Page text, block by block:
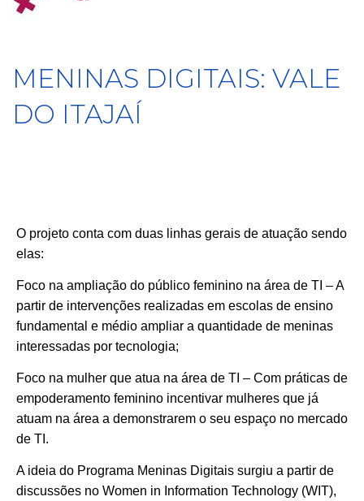
MENINAS DIGITAIS: VALE
DO ITAJAÍ
O projeto conta com duas linhas gerais de atuação sendo
elas:
Foco na ampliação do público feminino na área de TI – A
partir de intervenções realizadas em escolas de ensino
fundamental e médio ampliar a quantidade de meninas
interessadas por tecnologia;
Foco na mulher que atua na área de TI – Com práticas de
empoderamento feminino incentivar mulheres que já
atuam na área a demonstrarem o seu espaço no mercado
de TI.
A ideia do Programa Meninas Digitais surgiu a partir de
discussões no Women in Information Technology (WIT),